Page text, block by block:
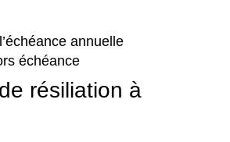
annuelle
échéance
résiliation à